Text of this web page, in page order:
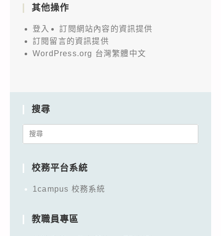
其他操作
登入
訂閱網站內容的資訊提供
訂閱留言的資訊提供
WordPress.org 台灣繁體中文
搜尋
Search
校務平台系統
1campus 校務系統
教職員專區